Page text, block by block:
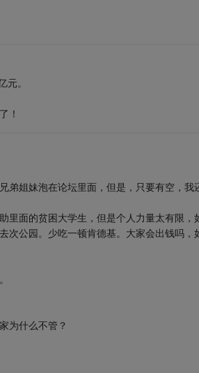
。
！
弟姐妹泡在论坛里面，但是，只要有空，我
里面的贫困大学生，但是个人力量太有限，
次公园。少吃一顿肯德基。大家会出钱吗，
为什么不管？